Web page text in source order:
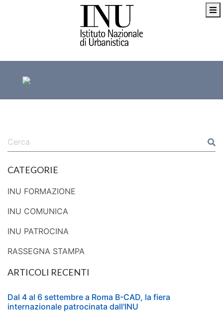
CATEGORIE
INU FORMAZIONE
INU COMUNICA
INU PATROCINA
RASSEGNA STAMPA
ARTICOLI RECENTI
Dal 4 al 6 settembre a Roma B-CAD, la fiera
internazionale patrocinata dall'INU